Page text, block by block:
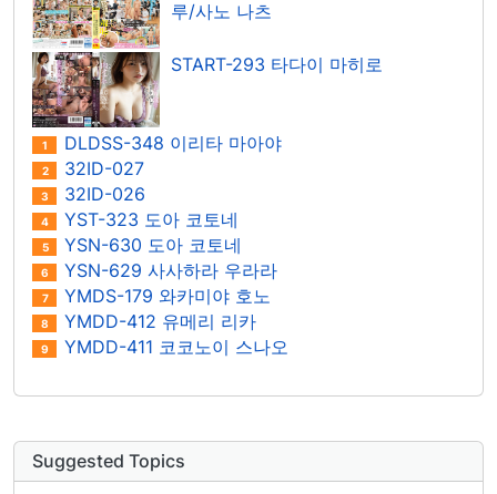
루/사노 나츠
START-293 타다이 마히로
1 DLDSS-348 이리타 마아야
2 32ID-027
3 32ID-026
4 YST-323 도아 코토네
5 YSN-630 도아 코토네
6 YSN-629 사사하라 우라라
7 YMDS-179 와카미야 호노
8 YMDD-412 유메리 리카
9 YMDD-411 코코노이 스나오
Suggested Topics